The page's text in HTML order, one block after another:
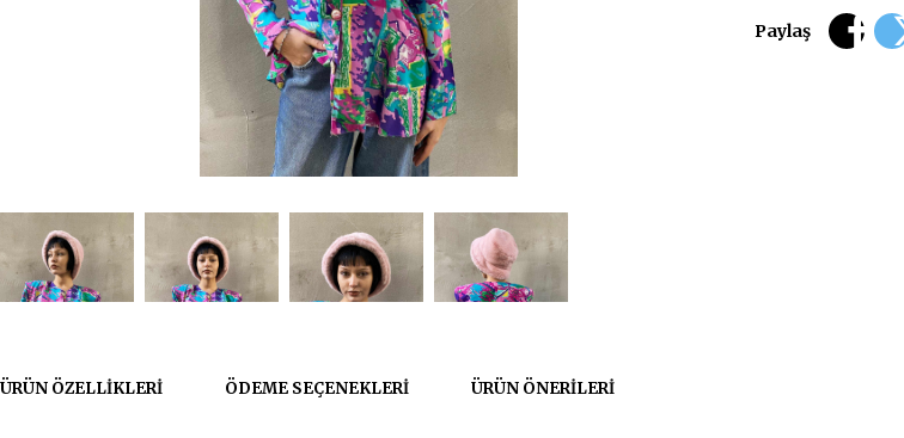
Paylaş
ÜRÜN ÖZELLIKLERI ÖDEME SEÇENEKLERI ÜRÜN ÖNERILERI